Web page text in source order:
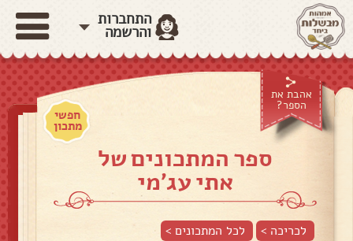
התחברות
והרשמה
אהבת את
הספר?
חפשי
מתכון
ספר המתכונים של
אתי עג'מי
לכריכה > לכל המתכונים >